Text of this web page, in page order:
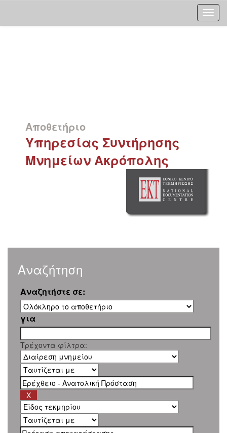
Αποθετήριο
Υπηρεσίας Συντήρησης
Μνημείων Ακρόπολης
Αναζήτηση
Αναζητήστε σε:
για
Τρέχοντα φίλτρα: